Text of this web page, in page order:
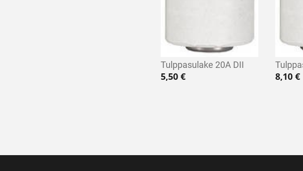
Tulppasulake 20A DII
5,50€ 8,10€